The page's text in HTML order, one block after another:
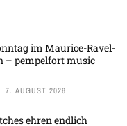
im Maurice-Ravel-
– pempelfort music
7. AUGUST 2026
ehren endlich